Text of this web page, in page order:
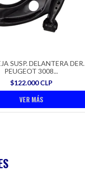
SUSP. DELANTERA DER.
PEUGEOT 3008...
$122.000 CLP
VER MÁS